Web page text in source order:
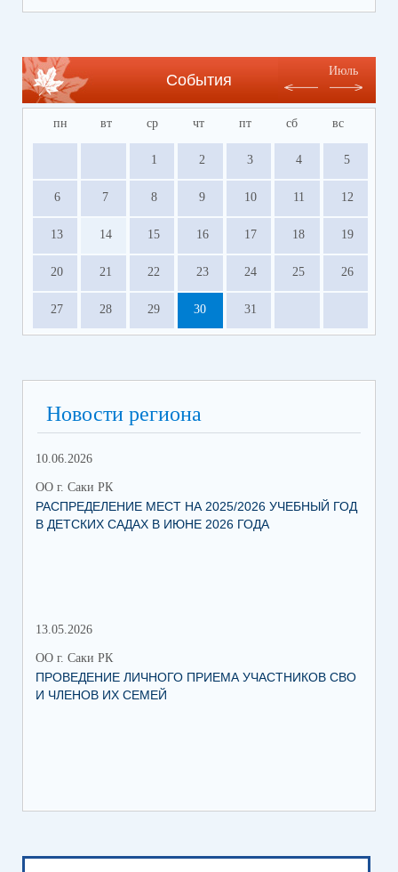
События
Июль
пн вт ср чт пт сб вс
1 2 3 4 5
6 7 8 9 10 11 12
13 14 15 16 17 18 19
20 21 22 23 24 25 26
27 28 29 30 31
Новости региона
10.06.2026
ОО г. Саки РК
РАСПРЕДЕЛЕНИЕ МЕСТ НА 2025/2026 УЧЕБНЫЙ ГОД
В ДЕТСКИХ САДАХ В ИЮНЕ 2026 ГОДА
13.05.2026
ОО г. Саки РК
ПРОВЕДЕНИЕ ЛИЧНОГО ПРИЕМА УЧАСТНИКОВ СВО
И ЧЛЕНОВ ИХ СЕМЕЙ